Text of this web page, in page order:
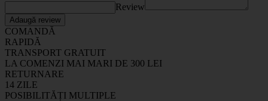
Review
Adaugă review
COMANDĂ
RAPIDĂ
TRANSPORT GRATUIT
LA COMENZI MAI MARI DE 300 LEI
RETURNARE
14 ZILE
POSIBILITĂȚI MULTIPLE